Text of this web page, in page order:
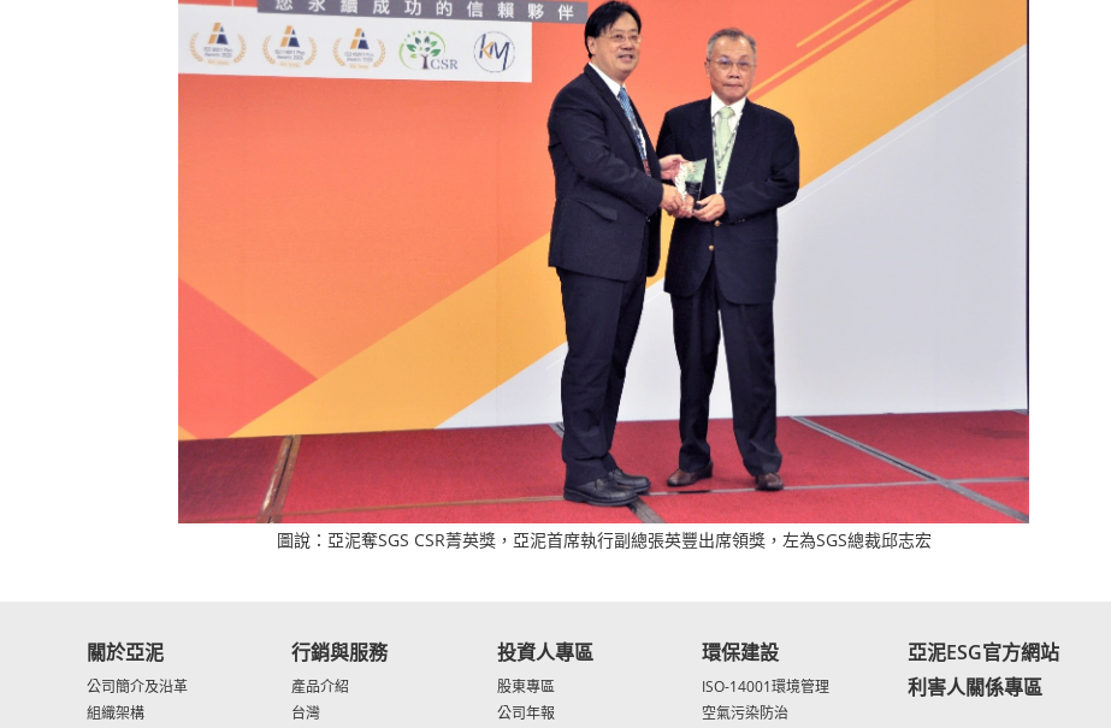
圖說：亞泥奪SGS CSR菁英獎，亞泥首席執行副總張英豐出席領獎，左為SGS總裁邱志宏
關於亞泥
公司簡介及沿革
組織架構
行銷與服務
產品介紹
台灣
投資人專區
股東專區
公司年報
環保建設
ISO-14001環境管理
空氣污染防治
亞泥ESG官方網站
利害人關係專區